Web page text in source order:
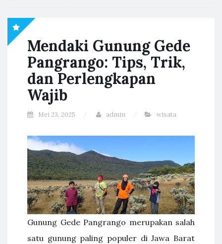
Mendaki Gunung Gede
Pangrango: Tips, Trik,
dan Perlengkapan
Wajib
Mei 23, 2025 admin wisata
Gunung Gede Pangrango merupakan salah
satu gunung paling populer di Jawa Barat